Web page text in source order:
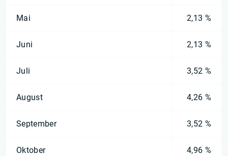
Mai 2,13 %
Juni 2,13 %
Juli 3,52 %
August 4,26 %
September 3,52 %
Oktober 4,96 %